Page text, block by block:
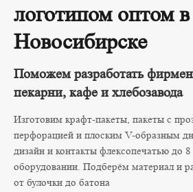
логотипом оптом в
Новосибирске
Поможем разработать
пекарни, кафе и хлебозавода
Изготовим крафт-пакеты, пакеты с
перфорацией и плоским V-образным
дизайн и контакты флексопечатью до
оборудовании. Подберём материал и
от булочки до батона